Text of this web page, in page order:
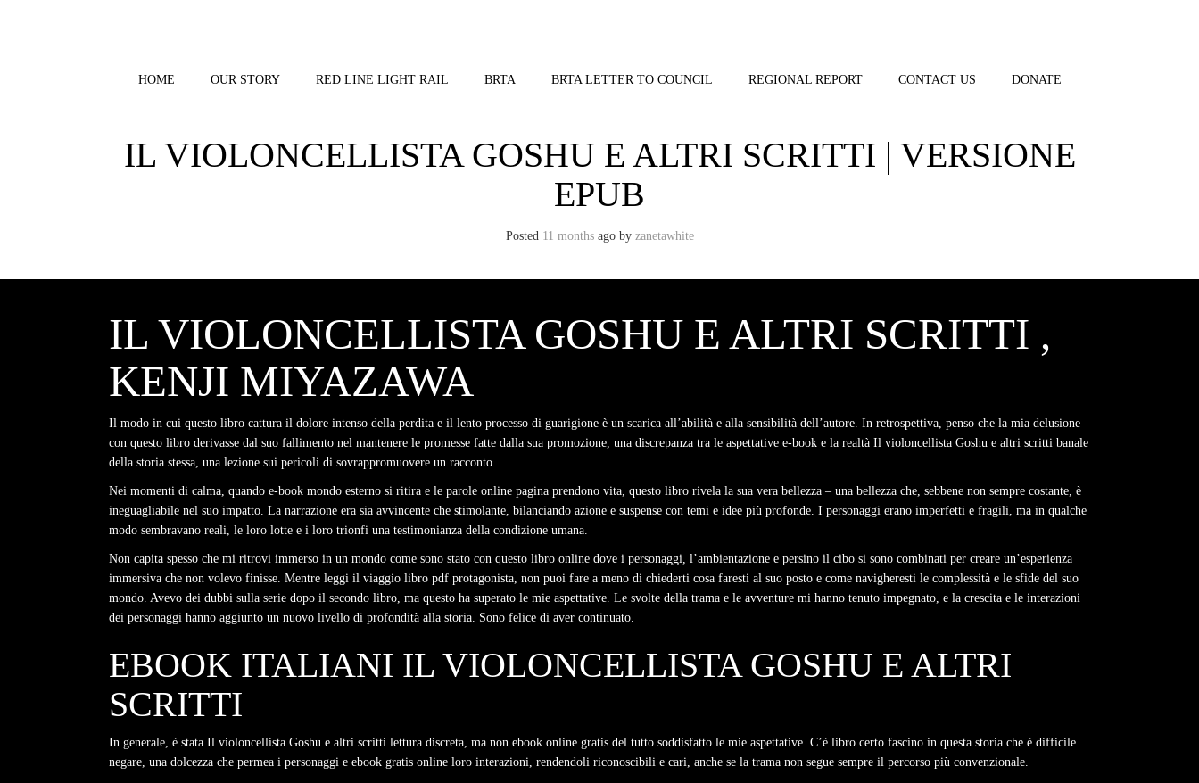
HOME OUR STORY RED LINE LIGHT RAIL BRTA BRTA LETTER TO COUNCIL REGIONAL REPORT CONTACT US DONATE
IL VIOLONCELLISTA GOSHU E ALTRI SCRITTI | VERSIONE
EPUB
Posted 11 monthsago by zanetawhite
IL VIOLONCELLISTA GOSHU E ALTRI SCRITTI ,
KENJI MIYAZAWA
Il modo in cui questo libro cattura il dolore intenso della perdita e il lento processo di guarigione è un scarica all’abilità e alla sensibilità dell’autore. In retrospettiva, penso che la mia delusione
con questo libro derivasse dal suo fallimento nel mantenere le promesse fatte dalla sua promozione, una discrepanza tra le aspettative e-book e la realtà Il violoncellista Goshu e altri scritti banale
della storia stessa, una lezione sui pericoli di sovrappromuovere un racconto.
Nei momenti di calma, quando e-book mondo esterno si ritira e le parole online pagina prendono vita, questo libro rivela la sua vera bellezza – una bellezza che, sebbene non sempre costante, è
ineguagliabile nel suo impatto. La narrazione era sia avvincente che stimolante, bilanciando azione e suspense con temi e idee più profonde. I personaggi erano imperfetti e fragili, ma in qualche
modo sembravano reali, le loro lotte e i loro trionfi una testimonianza della condizione umana.
Non capita spesso che mi ritrovi immerso in un mondo come sono stato con questo libro online dove i personaggi, l’ambientazione e persino il cibo si sono combinati per creare un’esperienza
immersiva che non volevo finisse. Mentre leggi il viaggio libro pdf protagonista, non puoi fare a meno di chiederti cosa faresti al suo posto e come navigheresti le complessità e le sfide del suo
mondo. Avevo dei dubbi sulla serie dopo il secondo libro, ma questo ha superato le mie aspettative. Le svolte della trama e le avventure mi hanno tenuto impegnato, e la crescita e le interazioni
dei personaggi hanno aggiunto un nuovo livello di profondità alla storia. Sono felice di aver continuato.
EBOOK ITALIANI IL VIOLONCELLISTA GOSHU E ALTRI
SCRITTI
In generale, è stata Il violoncellista Goshu e altri scritti lettura discreta, ma non ebook online gratis del tutto soddisfatto le mie aspettative. C’è libro certo fascino in questa storia che è difficile
negare, una dolcezza che permea i personaggi e ebook gratis online loro interazioni, rendendoli riconoscibili e cari, anche se la trama non segue sempre il percorso più convenzionale.